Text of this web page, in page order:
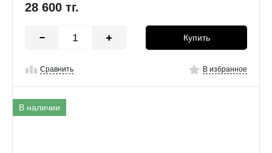
28 600 тг.
Купить
Сравнить В избранное
В наличии